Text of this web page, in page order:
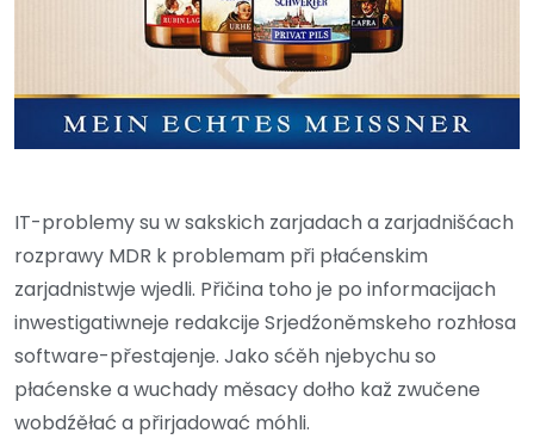
IT-problemy su w sakskich zarjadach a zarjadnišćach
rozprawy MDR k problemam při płaćenskim
zarjadnistwje wjedli. Přičina toho je po informacijach
inwestigatiwneje redakcije Srjedźoněmskeho rozhłosa
software-přestajenje. Jako sćěh njebychu so
płaćenske a wuchady měsacy dołho kaž zwučene
wobdźěłać a přirjadować móhli.